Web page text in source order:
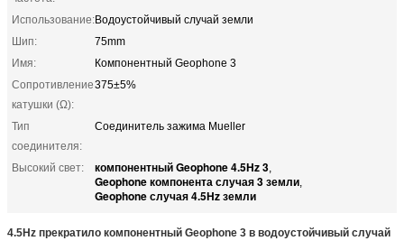
Использование:Водоустойчивый случай земли
Шип:
75mm
Имя:
Компонентный Geophone 3
Сопротивление
катушки (Ω):
375±5%
Тип
соединителя:
Соединитель зажима Mueller
Высокий свет: компонентный Geophone 4.5Hz 3,
Geophone компонента случая 3 земли,
Geophone случая 4.5Hz земли
4.5Hz прекратило компонентный Geophone 3 в водоустойчивый случай